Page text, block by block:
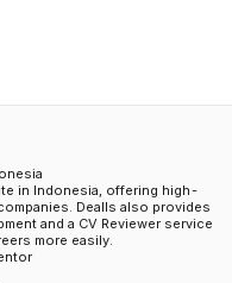
in Indonesia, offering high-
Dealls also provides
and a CV Reviewer service
more easily.